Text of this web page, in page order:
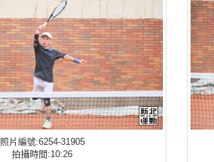
照片編號:6254-31905
拍攝時間:10:26